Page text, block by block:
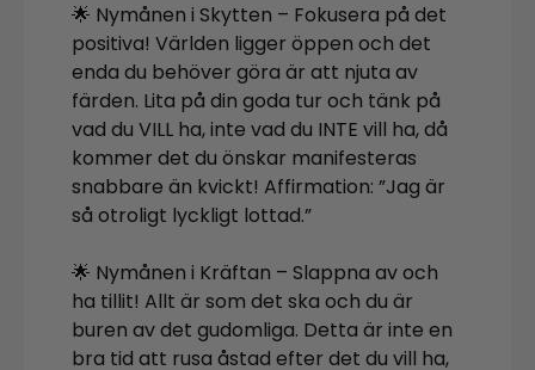
🌟 Nymånen i Skytten – Fokusera på det
positiva! Världen ligger öppen och det
enda du behöver göra är att njuta av
färden. Lita på din goda tur och tänk på
vad du VILL ha, inte vad du INTE vill ha, då
kommer det du önskar manifesteras
snabbare än kvickt! Affirmation: ”Jag är
så otroligt lyckligt lottad.”
🌟 Nymånen i Kräftan – Slappna av och
ha tillit! Allt är som det ska och du är
buren av det gudomliga. Detta är inte en
bra tid att rusa åstad efter det du vill ha,